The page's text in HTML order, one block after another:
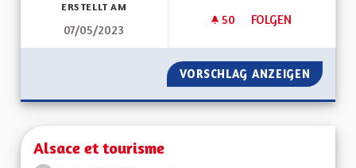
ERSTELLT AM
07/05/2023
50 50 FOLLOWER
FOLGEN
ALSACE DU FUTUR
VORSCHLAG ANZEIGEN
Alsace et tourisme